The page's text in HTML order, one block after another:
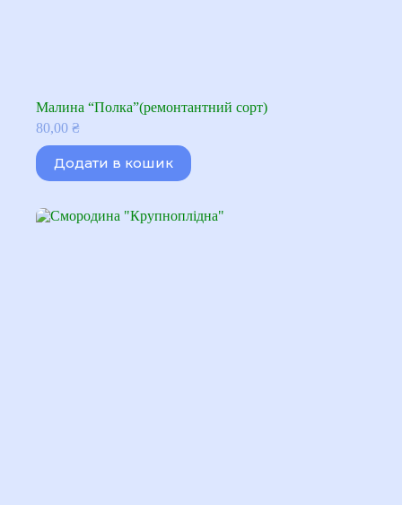
Малина “Полка”(ремонтантний сорт)
80,00 ₴
Додати в кошик